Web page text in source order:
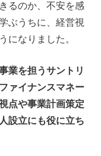
るのか、不安を感
ぶうちに、経営視
になりました。
業を担うサントリ
ァイナンスマネー
点や事業計画策定
設立にも役に立ち